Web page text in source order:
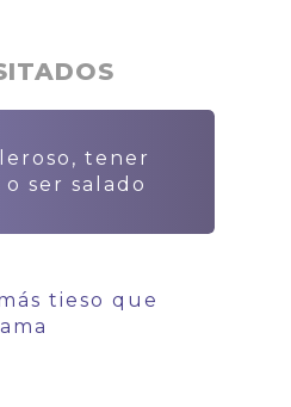
tener
ser salado
tieso que